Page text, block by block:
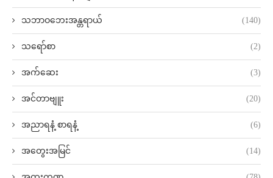
သဘာဝဘေးအန္တရာယ် (140)
သရော်စာ (2)
အက်ဆေး (3)
အင်တာဗျူး (20)
အညာရနံ့ စာရနံ့ (6)
အတွေးအမြင် (14)